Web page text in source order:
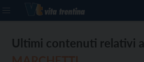
Ultimi contenuti relativi a